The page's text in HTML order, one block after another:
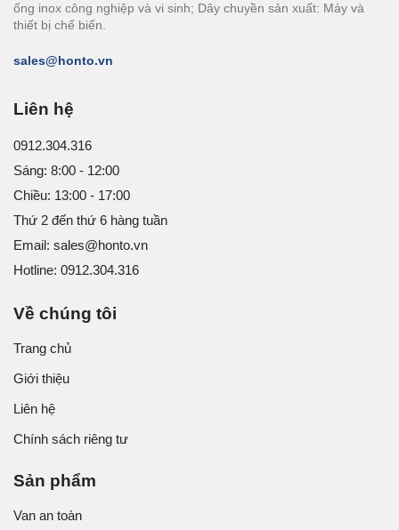
ống inox công nghiệp và vi sinh; Dây chuyền sản xuất: Máy và
thiết bị chế biến.
sales@honto.vn
Liên hệ
0912.304.316
Sáng: 8:00 - 12:00
Chiều: 13:00 - 17:00
Thứ 2 đến thứ 6 hàng tuần
Email: sales@honto.vn
Hotline: 0912.304.316
Về chúng tôi
Trang chủ
Giới thiệu
Liên hệ
Chính sách riêng tư
Sản phẩm
Van an toàn